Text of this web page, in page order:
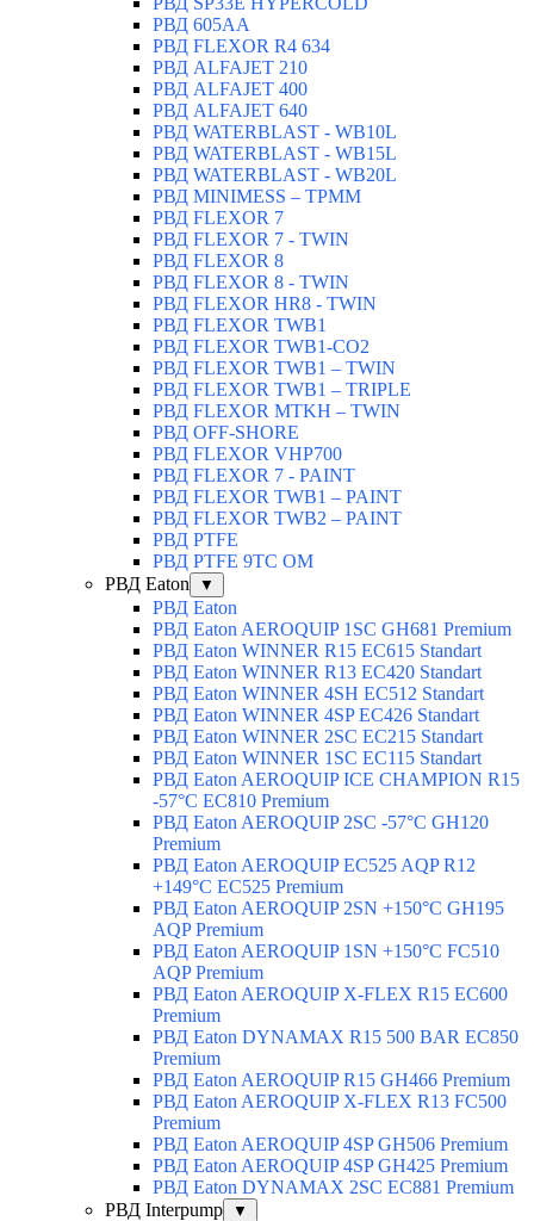
РВД 605AA
РВД FLEXOR R4 634
РВД ALFAJET 210
РВД ALFAJET 400
РВД ALFAJET 640
РВД WATERBLAST - WB10L
РВД WATERBLAST - WB15L
РВД WATERBLAST - WB20L
РВД MINIMESS – TPMM
РВД FLEXOR 7
РВД FLEXOR 7 - TWIN
РВД FLEXOR 8
РВД FLEXOR 8 - TWIN
РВД FLEXOR HR8 - TWIN
РВД FLEXOR TWB1
РВД FLEXOR TWB1-CO2
РВД FLEXOR TWB1 – TWIN
РВД FLEXOR TWB1 – TRIPLE
РВД FLEXOR MTKH – TWIN
РВД OFF-SHORE
РВД FLEXOR VHP700
РВД FLEXOR 7 - PAINT
РВД FLEXOR TWB1 – PAINT
РВД FLEXOR TWB2 – PAINT
РВД PTFE
РВД PTFE 9TC OM
РВД Eaton
▼
РВД Eaton
РВД Eaton AEROQUIP 1SC GH681 Premium
РВД Eaton WINNER R15 EC615 Standart
РВД Eaton WINNER R13 EC420 Standart
РВД Eaton WINNER 4SH EC512 Standart
РВД Eaton WINNER 4SP EC426 Standart
РВД Eaton WINNER 2SC EC215 Standart
РВД Eaton WINNER 1SC EC115 Standart
РВД Eaton AEROQUIP ICE CHAMPION R15
-57°C EC810 Premium
РВД Eaton AEROQUIP 2SC -57°C GH120
Premium
РВД Eaton AEROQUIP EC525 AQP R12
+149°C EC525 Premium
РВД Eaton AEROQUIP 2SN +150°C GH195
AQP Premium
РВД Eaton AEROQUIP 1SN +150°C FC510
AQP Premium
РВД Eaton AEROQUIP X-FLEX R15 EC600
Premium
РВД Eaton DYNAMAX R15 500 BAR EC850
Premium
РВД Eaton AEROQUIP R15 GH466 Premium
РВД Eaton AEROQUIP X-FLEX R13 FC500
Premium
РВД Eaton AEROQUIP 4SP GH506 Premium
РВД Eaton AEROQUIP 4SP GH425 Premium
РВД Eaton DYNAMAX 2SC EC881 Premium
РВД Interpump
▼